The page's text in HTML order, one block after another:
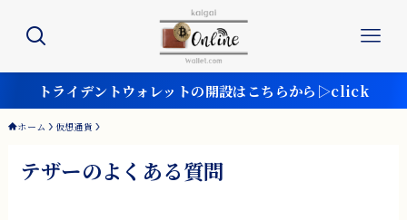
トライデントウォレットの開設はこちらから▷click
ホーム 仮想通貨
テザーのよくある質問